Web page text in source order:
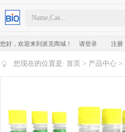
您好，欢迎来到派克商城！ 请登录 注册
您现在的位置是: 首页 > 产品中心 >